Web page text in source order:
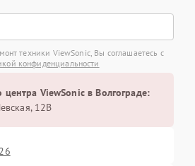
техники ViewSonic, Вы соглашаетесь с
конфиденциальности
центра ViewSonic в Волгограде:
12В